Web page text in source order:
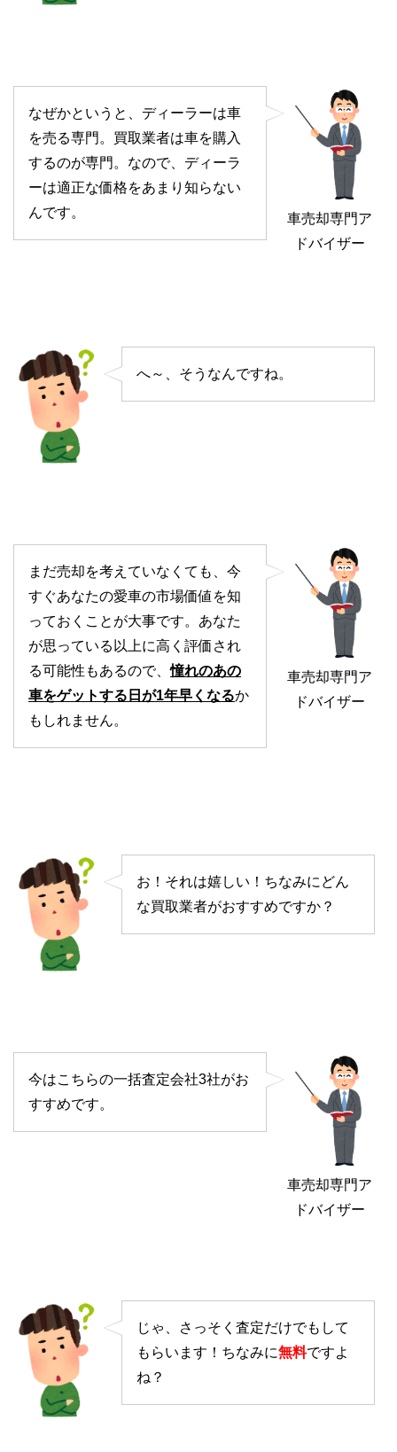
車売却専門ア
ドバイザー
なぜかというと、ディーラーは車
を売る専門。買取業者は車を購入
するのが専門。なので、ディーラ
ーは適正な価格をあまり知らない
んです。
へ～、そうなんですね。
車売却専門ア
ドバイザー
まだ売却を考えていなくても、今
すぐあなたの愛車の市場価値を知
っておくことが大事です。あなた
が思っている以上に高く評価され
る可能性もあるので、憧れのあの
車をゲットする日が1年早くなるか
もしれません。
お！それは嬉しい！ちなみにどん
な買取業者がおすすめですか？
車売却専門ア
ドバイザー
今はこちらの一括査定会社3社がお
すすめです。
じゃ、さっそく査定だけでもして
もらいます！ちなみに無料ですよ
ね？